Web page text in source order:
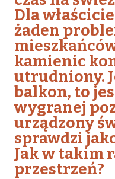
Dla
żaden
kamienic
utrudniony.
balkon, to
wygranej
urządzony
sprawdzi
Jak w takim
przestrzeń?